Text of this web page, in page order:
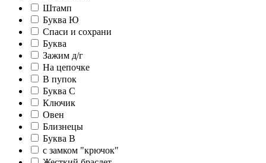
Штамп
Буква Ю
Спаси и сохрани
Буква
Зажим д/г
На цепочке
В пупок
Буква С
Ключик
Овен
Близнецы
Буква В
c замком "крючок"